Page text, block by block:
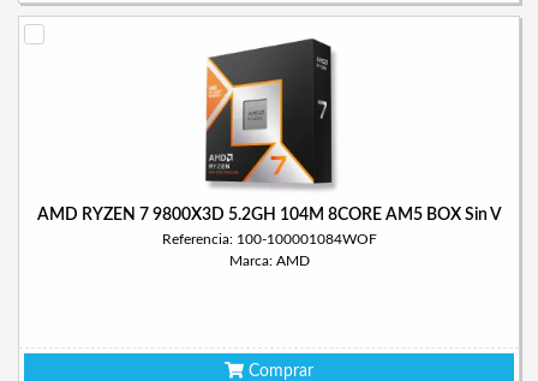
AMD RYZEN 7 9800X3D 5.2GH 104M 8CORE AM5 BOX Sin V
Referencia: 100-100001084WOF
Marca: AMD
Comprar